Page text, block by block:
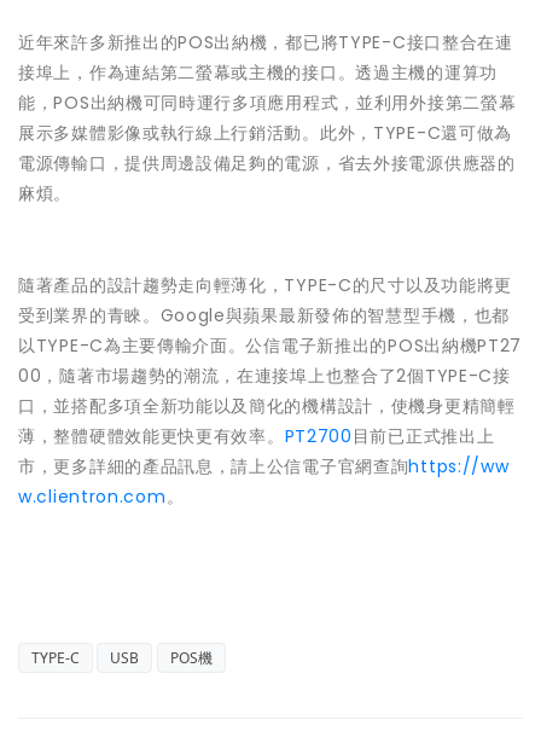
近年來許多新推出的POS出納機，都已將TYPE-C接口整合在連
接埠上，作為連結第二螢幕或主機的接口。透過主機的運算功
能，POS出納機可同時運行多項應用程式，並利用外接第二螢幕
展示多媒體影像或執行線上行銷活動。此外，TYPE-C還可做為
電源傳輸口，提供周邊設備足夠的電源，省去外接電源供應器的
麻煩。
隨著產品的設計趨勢走向輕薄化，TYPE-C的尺寸以及功能將更
受到業界的青睞。Google與蘋果最新發佈的智慧型手機，也都
以TYPE-C為主要傳輸介面。公信電子新推出的POS出納機PT27
00，隨著市場趨勢的潮流，在連接埠上也整合了2個TYPE-C接
口，並搭配多項全新功能以及簡化的機構設計，使機身更精簡輕
薄，整體硬體效能更快更有效率。 PT2700 目前已正式推出上
市，更多詳細的產品訊息，請上公信電子官網查詢https://ww
w.clientron.com。
TYPE-C USB POS機